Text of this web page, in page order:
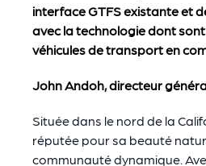
interface GTFS existante et
avec la technologie dont
véhicules de transport en
John Andoh, directeur
Située dans le nord de la
réputée pour sa beauté
communauté dynamique.